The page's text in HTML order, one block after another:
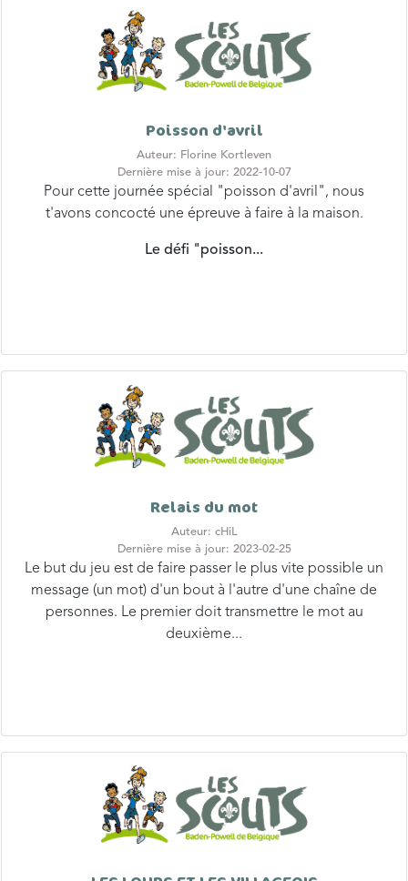
Auteur: Florine Kortleven
Pour cette journée spécial "poisson d'avril", nous
t'avons concocté une épreuve à faire à la maison.
Le défi "poisson...
Auteur: cHiL
Le but du jeu est de faire passer le plus vite possible un
message (un mot) d'un bout à l'autre d'une chaîne de
personnes. Le premier doit transmettre le mot au
deuxième...
Auteur: J.-M.